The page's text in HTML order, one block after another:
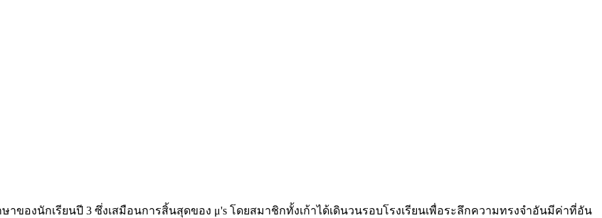
ของนักเรียนปี 3 ซึ่งเสมือนการสิ้นสุดของ μ's โดยสมาชิกทั้งเก้าได้เดินวนรอบโรงเรียนเพื่อระลึกความทรงจำอันมีค่าที่อัน